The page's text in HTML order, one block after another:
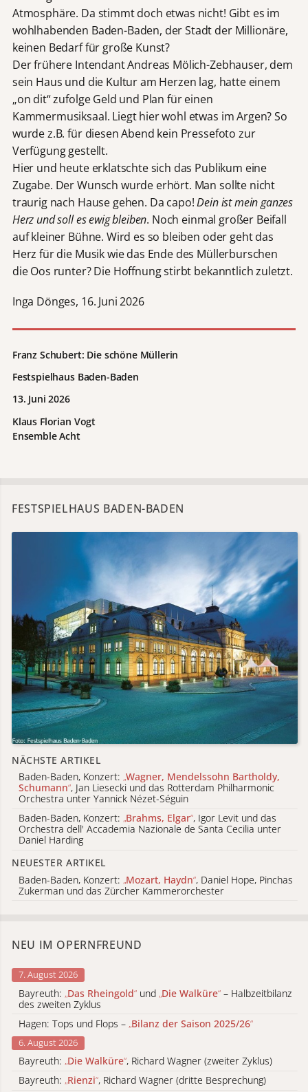
Atmosphäre. Da stimmt doch etwas nicht! Gibt es im
wohlhabenden Baden-Baden, der Stadt der Millionäre,
keinen Bedarf für große Kunst?
Der frühere Intendant Andreas Mölich-Zebhauser, dem
sein Haus und die Kultur am Herzen lag, hatte einem
„on dit“ zufolge Geld und Plan für einen
Kammermusiksaal. Liegt hier wohl etwas im Argen? So
wurde z.B. für diesen Abend kein Pressefoto zur
Verfügung gestellt.
Hier und heute erklatschte sich das Publikum eine
Zugabe. Der Wunsch wurde erhört. Man sollte nicht
traurig nach Hause gehen. Da capo!Dein ist mein ganzes
Herz und soll es ewig bleiben. Noch einmal großer Beifall
auf kleiner Bühne. Wird es so bleiben oder geht das
Herz für die Musik wie das Ende des Müllerburschen
die Oos runter? Die Hoffnung stirbt bekanntlich zuletzt.
Inga Dönges, 16. Juni 2026
Franz Schubert: Die schöne Müllerin
Festspielhaus Baden-Baden
13. Juni 2026
Klaus Florian Vogt
Ensemble Acht
FESTSPIELHAUS BADEN-BADEN
NÄCHSTE ARTIKEL
Baden-Baden, Konzert: „Wagner, Mendelssohn Bartholdy,
Schumann“, Jan Liesecki und das Rotterdam Philharmonic
Orchestra unter Yannick Nézet-Séguin
Baden-Baden, Konzert: „Brahms, Elgar“, Igor Levit und das
Orchestra dell' Accademia Nazionale de Santa Cecilia unter
Daniel Harding
NEUESTER ARTIKEL
Baden-Baden, Konzert: „Mozart, Haydn“, Daniel Hope, Pinchas
Zukerman und das Zürcher Kammerorchester
NEU IM OPERNFREUND
7. August 2026
Bayreuth: „Das Rheingold“ und „Die Walküre“ – Halbzeitbilanz
des zweiten Zyklus
Hagen: Tops und Flops – „Bilanz der Saison 2025/26“
6. August 2026
Bayreuth: „Die Walküre“, Richard Wagner (zweiter Zyklus)
Bayreuth: „Rienzi“, Richard Wagner (dritte Besprechung)